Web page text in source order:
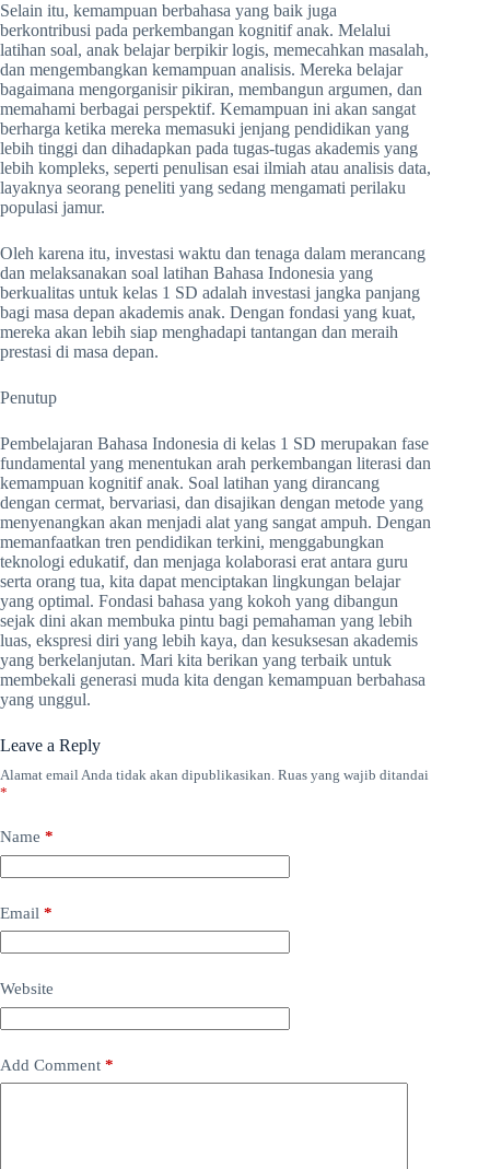
Selain itu, kemampuan berbahasa yang baik juga
berkontribusi pada perkembangan kognitif anak. Melalui
latihan soal, anak belajar berpikir logis, memecahkan masalah,
dan mengembangkan kemampuan analisis. Mereka belajar
bagaimana mengorganisir pikiran, membangun argumen, dan
memahami berbagai perspektif. Kemampuan ini akan sangat
berharga ketika mereka memasuki jenjang pendidikan yang
lebih tinggi dan dihadapkan pada tugas-tugas akademis yang
lebih kompleks, seperti penulisan esai ilmiah atau analisis data,
layaknya seorang peneliti yang sedang mengamati perilaku
populasi jamur.
Oleh karena itu, investasi waktu dan tenaga dalam merancang
dan melaksanakan soal latihan Bahasa Indonesia yang
berkualitas untuk kelas 1 SD adalah investasi jangka panjang
bagi masa depan akademis anak. Dengan fondasi yang kuat,
mereka akan lebih siap menghadapi tantangan dan meraih
prestasi di masa depan.
Penutup
Pembelajaran Bahasa Indonesia di kelas 1 SD merupakan fase
fundamental yang menentukan arah perkembangan literasi dan
kemampuan kognitif anak. Soal latihan yang dirancang
dengan cermat, bervariasi, dan disajikan dengan metode yang
menyenangkan akan menjadi alat yang sangat ampuh. Dengan
memanfaatkan tren pendidikan terkini, menggabungkan
teknologi edukatif, dan menjaga kolaborasi erat antara guru
serta orang tua, kita dapat menciptakan lingkungan belajar
yang optimal. Fondasi bahasa yang kokoh yang dibangun
sejak dini akan membuka pintu bagi pemahaman yang lebih
luas, ekspresi diri yang lebih kaya, dan kesuksesan akademis
yang berkelanjutan. Mari kita berikan yang terbaik untuk
membekali generasi muda kita dengan kemampuan berbahasa
yang unggul.
Leave a Reply
Alamat email Anda tidak akan dipublikasikan. Ruas yang wajib ditandai
*
Name *
Email *
Website
Add Comment *